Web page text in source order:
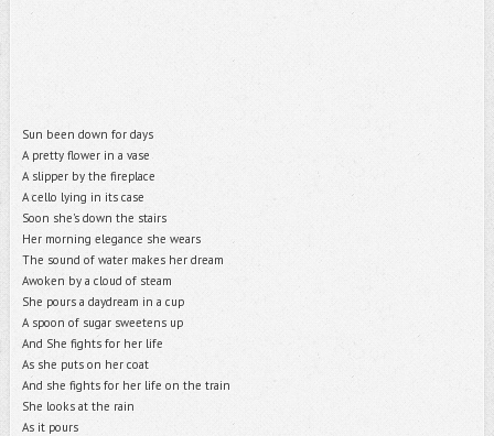
Sun been down for days
A pretty flower in a vase
A slipper by the fireplace
A cello lying in its case
Soon she's down the stairs
Her morning elegance she wears
The sound of water makes her dream
Awoken by a cloud of steam
She pours a daydream in a cup
A spoon of sugar sweetens up
And She fights for her life
As she puts on her coat
And she fights for her life on the train
She looks at the rain
As it pours